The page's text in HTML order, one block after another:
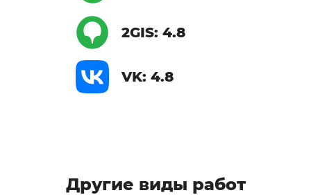
2GIS: 4.8
VK: 4.8
Другие виды работ